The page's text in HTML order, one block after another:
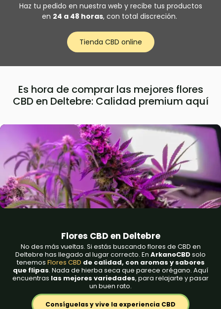
Haz tu pedido en nuestra web y recibe tus productos
en 24 a 48 horas, con total discreción.
Tienda CBD online
Es hora de comprar las mejores flores
CBD en Deltebre: Calidad premium aquí
Flores CBD en Deltebre
No des más vueltas. Si estás buscando flores de CBD en
Deltebre has llegado al lugar correcto. En ArkanoCBDsolo
tenemos Flores CBD de calidad, con aromas y sabores
que flipas. Nada de hierba seca que parece orégano. Aquí
encuentras las mejores variedades, para relajarte y pasar
un buen rato.
Consíguelas y vive la experiencia CBD